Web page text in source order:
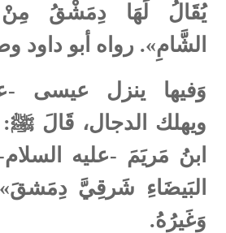
يُقَالُ لَهَا دِمَشْقُ
الشَّامِ». رواه أبو داود
وَفيها ينزل عيسى -
ويهلك الدجال، قَالَ
ابنُ مَريَمَ -عليه
البَيضَاءِ شَرقِيَّ
وَغَيرُهُ.